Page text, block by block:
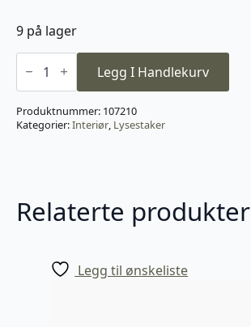
9 på lager
Peri
Design
Ball
Small
Brass
antall
Legg I Handlekurv
Produktnummer: 107210
Kategorier:Interiør, Lysestaker
Relaterte produkter
Legg til ønskeliste